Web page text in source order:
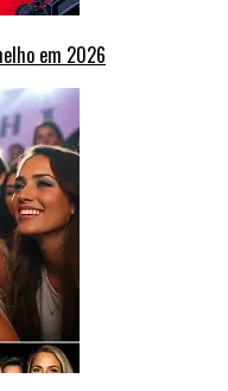
em 2026